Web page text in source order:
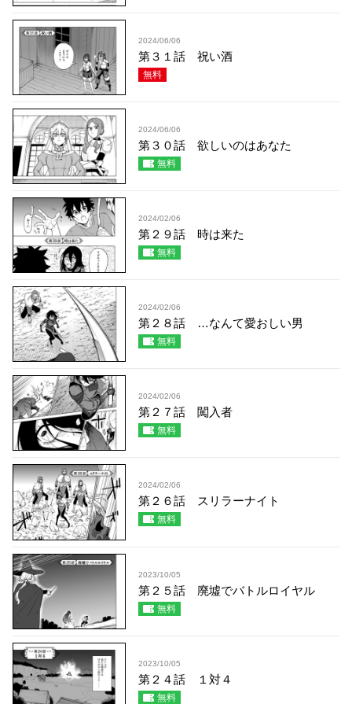
2024/06/06
第３１話 祝い酒
無料
2024/06/06
第３０話 欲しいのはあなた
無料
2024/02/06
第２９話 時は来た
無料
2024/02/06
第２８話 …なんて愛おしい男
無料
2024/02/06
第２７話 闖入者
無料
2024/02/06
第２６話 スリラーナイト
無料
2023/10/05
第２５話 廃墟でバトルロイヤル
無料
2023/10/05
第２４話 １対４
無料